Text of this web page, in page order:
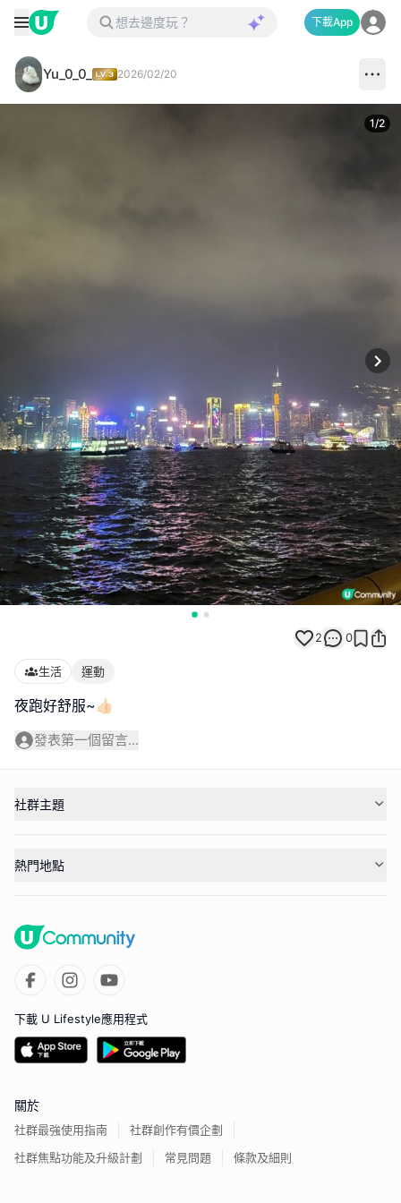
下載App
Yu_0_0_ 2026/02/20
1/2
2 0
生活 運動
夜跑好舒服~👍🏻
發表第一個留言...
社群主題
熱門地點
下載 U Lifestyle應用程式
關於
社群最強使用指南
社群創作有價企劃
社群焦點功能及升級計劃
常見問題 條款及細則